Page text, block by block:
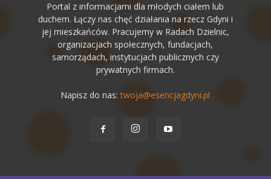
Portal z informacjami dla młodych ciałem lub
duchem. Łączy nas chęć działania na rzecz Gdyni i
jej mieszkańców. Pracujemy w Radach Dzielnic,
organizacjach społecznych, fundacjach,
samorządach, instytucjach publicznych czy
prywatnych firmach.
Napisz do nas:twoja@esencjagdyni.pl